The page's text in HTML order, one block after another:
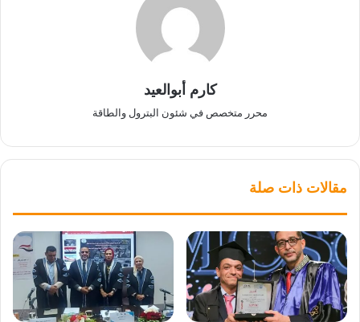
كارم أبوالعيد
محرر متخصص في شئون البترول والطاقة
مقالات ذات صلة